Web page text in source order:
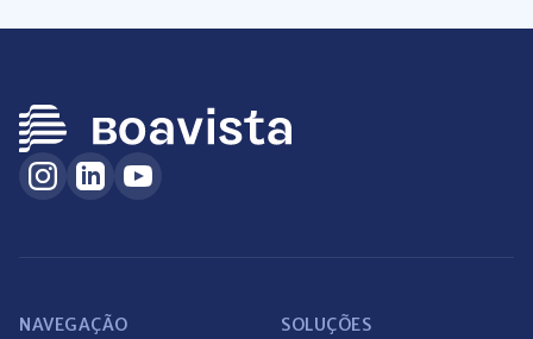
NAVEGAÇÃO SOLUÇÕES